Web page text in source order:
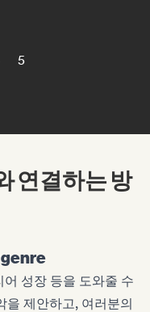
5
연결하는 방
성장 등을 도와줄 수
을 제안하고, 여러분의